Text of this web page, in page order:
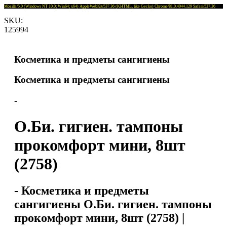
Mozilla/5.0 (Windows NT 10.0; Win64; x64) AppleWebKit/537.36 (KHTML, like Gecko) Chrome/81.0.4044.129 Safari/537.36
SKU:
125994
Косметика и предметы сангигиены
Косметика и предметы сангигиены
-
О.Би. гигиен. тампоны
прокомфорт мини, 8шт
(2758)
- Косметика и предметы
сангигиены О.Би. гигиен. тампоны
прокомфорт мини, 8шт (2758) |